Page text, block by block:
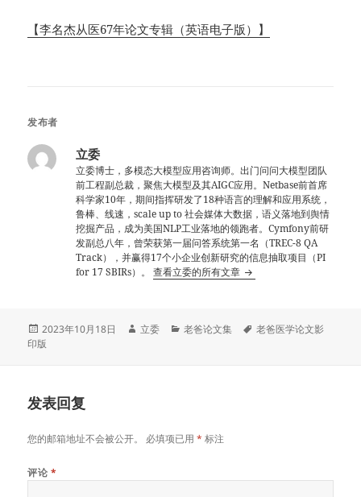
【李名杰从医67年论文专辑（英语电子版）】
发布者
立委
立委博士，多模态大模型应用咨询师。出门问问大模型团队
前工程副总裁，聚焦大模型及其AIGC应用。Netbase前首席
科学家10年，期间指挥研发了18种语言的理解和应用系统，
鲁棒、线速，scale up to 社会媒体大数据，语义落地到舆情
挖掘产品，成为美国NLP工业落地的领跑者。Cymfony前研
发副总八年，曾荣获第一届问答系统第一名（TREC-8 QA
Track），并赢得17个小企业创新研究的信息抽取项目（PI
for 17 SBIRs）。查看立委的所有文章
发
布
2023年10月18日
作
立委
分
老爸论文集
标
老爸医学论文影
印版
发表回复
您的邮箱地址不会被公开。 必填项已用* 标注
评论 *